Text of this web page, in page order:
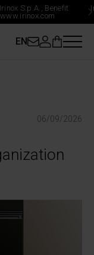
S.p.A., Benefit
www.irinox.com
EN
06/09/2026